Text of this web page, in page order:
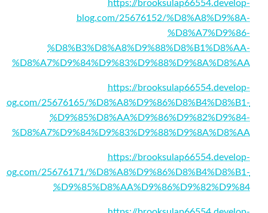
https://brooksulap66554.develop-
blog.com/25676152/%D8%A8%D9%8A-
%D8%A7%D9%86-
%D8%B3%D8%A8%D9%88%D8%B1%D8%AA-
%D8%A7%D9%84%D9%83%D9%88%D9%8A%D8%AA
https://brooksulap66554.develop-
25676165/%D8%A8%D9%86%D8%B4%D8%B1-
%D9%85%D8%AA%D9%86%D9%82%D9%84-
%D8%A7%D9%84%D9%83%D9%88%D9%8A%D8%AA
https://brooksulap66554.develop-
25676171/%D8%A8%D9%86%D8%B4%D8%B1-
%D9%85%D8%AA%D9%86%D9%82%D9%84